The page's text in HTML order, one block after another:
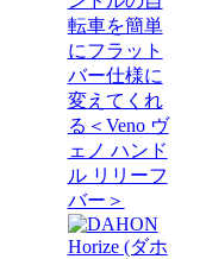
転車を簡単
にフラット
バー仕様に
変えてくれ
る＜Veno ヴ
ェノ ハンド
ル リリーフ
バー＞